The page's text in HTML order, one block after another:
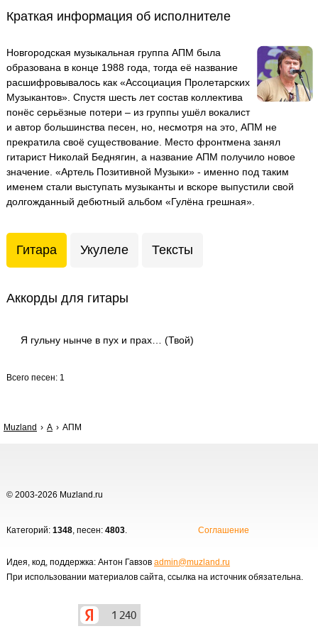
Краткая информация об исполнителе
Новгородская музыкальная группа АПМ была
образована в конце 1988 года, тогда её название
расшифровывалось как «Ассоциация Пролетарских
Музыкантов». Спустя шесть лет состав коллектива
понёс серьёзные потери – из группы ушёл вокалист
и автор большинства песен, но, несмотря на это, АПМ не
прекратила своё существование. Место фронтмена занял
гитарист Николай Беднягин, а название АПМ получило новое
значение. «Артель Позитивной Музыки» - именно под таким
именем стали выступать музыканты и вскоре выпустили свой
долгожданный дебютный альбом «Гулёна грешная».
Гитара Укулеле Тексты
Аккорды для гитары
Я гульну нынче в пух и прах… (Твой)
Всего песен: 1
Muzland А АПМ
© 2003-2026 Muzland.ru
Категорий: 1348, песен: 4803. Соглашение
Идея, код, поддержка: Антон Гавзов admin@muzland.ru
При использовании материалов сайта, ссылка на источник обязательна.